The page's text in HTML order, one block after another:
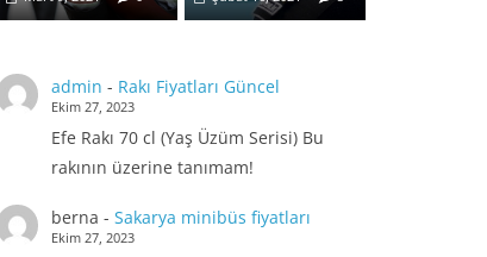
admin - Rakı Fiyatları Güncel
Ekim 27, 2023
Efe Rakı 70 cl (Yaş Üzüm Serisi) Bu
rakının üzerine tanımam!
berna - Sakarya minibüs fiyatları
Ekim 27, 2023